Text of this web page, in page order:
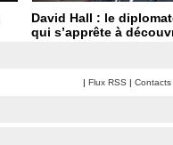
David Hall : le
qui s’apprête à
| Flux RSS | Contacts